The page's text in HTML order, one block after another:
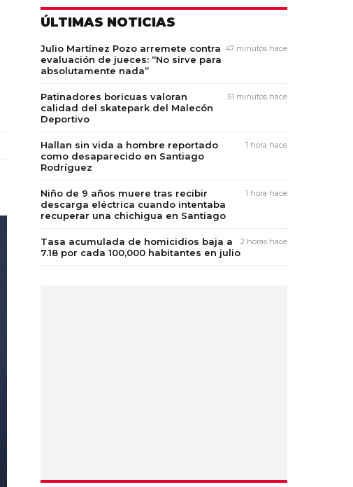
ÚLTIMAS NOTICIAS
Julio Martínez Pozo arremete contra
evaluación de jueces: “No sirve para
absolutamente nada”
47 minutos hace
Patinadores boricuas valoran
calidad del skatepark del Malecón
Deportivo
51 minutos hace
Hallan sin vida a hombre reportado
como desaparecido en Santiago
Rodríguez
1 hora hace
Niño de 9 años muere tras recibir
descarga eléctrica cuando intentaba
recuperar una chichigua en Santiago
1 hora hace
Tasa acumulada de homicidios baja a
7.18 por cada 100,000 habitantes en julio
2 horas hace